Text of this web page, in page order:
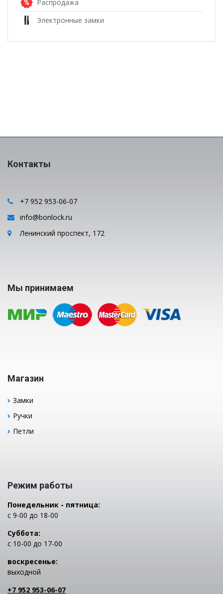
Распродажа
Электронные замки
Контакты
+7 952 953-06-07
info@bonlock.ru
Ленинский проспект, 172
Мы принимаем
Магазин
Замки
Ручки
Петли
Режим работы
Понедельник - пятница:
с 9-00 до 18-00
Суббота:
с 10-00 до 17-00
воскресенье:
выходной
+7 952 953-06-07